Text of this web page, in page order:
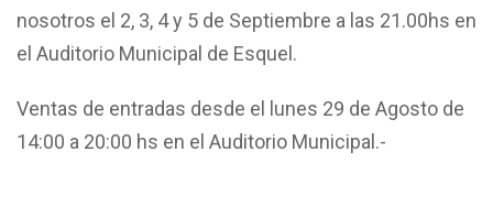
nosotros el 2, 3, 4 y 5 de Septiembre a las 21.00hs en
el Auditorio Municipal de Esquel.
Ventas de entradas desde el lunes 29 de Agosto de
14:00 a 20:00 hs en el Auditorio Municipal.-